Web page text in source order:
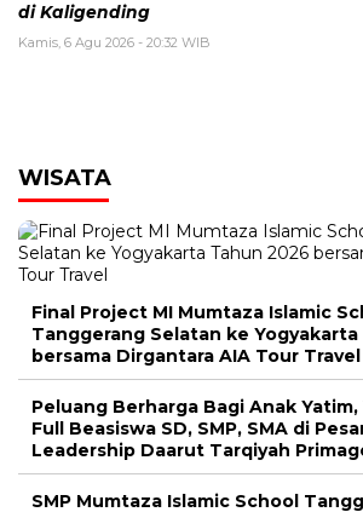
di Kaligending
Kamis, 6 Agu 2026 - 20:32 WIB
WISATA
Final Project MI Mumtaza Islamic
Tanggerang Selatan ke
bersama Dirgantara AIA Tour Travel
Peluang Berharga Bagi Anak
Full Beasiswa SD, SMP, SMA di
Leadership Daarut Tarqiyah
SMP Mumtaza Islamic School